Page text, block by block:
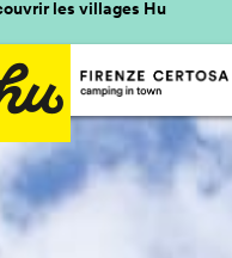
les villages Hu